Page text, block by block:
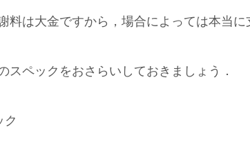
料は大金ですから，場合によっては本当
スペックをおさらいしておきましょう．
ク